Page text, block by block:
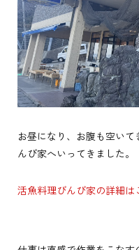
お昼になり、お腹も空い
んび家へいってきました。
活魚料理びんび家の詳細は